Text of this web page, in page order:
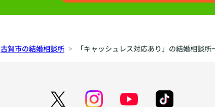
古賀市の結婚相談所 「キャッシュレス対応あり」の結婚相談所